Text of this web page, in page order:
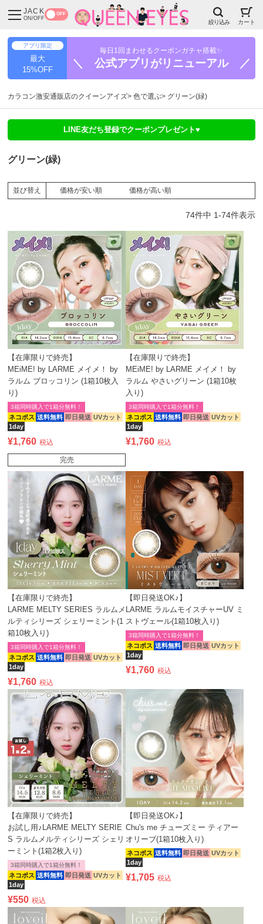
JACK
ON/OFF
OFF
絞り込み カート
アプリ限定
最大
15%OFF
毎日1回まわせるクーポンガチャ搭載✨
＼ 公式アプリがリニューアル ／
カラコン激安通販店のクイーンアイズ 色で選ぶ グリーン(緑)
LINE友だち登録でクーポンプレゼント♥
グリーン(緑)
並び替え 価格が安い順 価格が高い順
74件中 1-74件表示
【在庫限りで終売】
MEiME! by LARME メイメ！ by
ラルム ブロッコリン (1箱10枚入
り)
ネコポス 送料無料 即日発送 UVカット
1day
3箱同時購入で1箱分無料！
¥1,760 税込
完売
【在庫限りで終売】
MEiME! by LARME メイメ！ by
ラルム やさいグリーン (1箱10枚
入り)
ネコポス 送料無料 即日発送 UVカット
1day
3箱同時購入で1箱分無料！
¥1,760 税込
【在庫限りで終売】
LARME MELTY SERIES ラルムメ
ルティシリーズ シェリーミント(1
箱10枚入り)
ネコポス 送料無料 即日発送 UVカット
1day
3箱同時購入で1箱分無料！
¥1,760 税込
【即日発送OK♪】
LARME ラルムモイスチャーUV ミ
ストヴェール(1箱10枚入り)
ネコポス 送料無料 即日発送 UVカット
1day
3箱同時購入で1箱分無料！
¥1,760 税込
【在庫限りで終売】
お試し用♪LARME MELTY SERIE
S ラルムメルティシリーズ シェリ
ーミント(1箱2枚入り)
ネコポス 送料無料 即日発送 UVカット
1day
3箱同時購入で1箱分無料！
¥550 税込
【即日発送OK♪】
Chu's me チューズミー ティアー
オリーブ(1箱10枚入り)
ネコポス 送料無料 即日発送 UVカット
1day
¥1,705 税込